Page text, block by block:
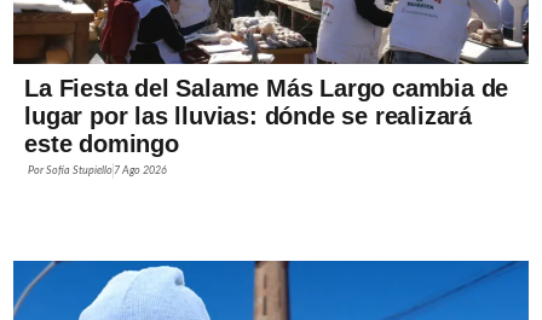
La Fiesta del Salame Más Largo cambia de
lugar por las lluvias: dónde se realizará
este domingo
PorSofía Stupiello 7 Ago 2026